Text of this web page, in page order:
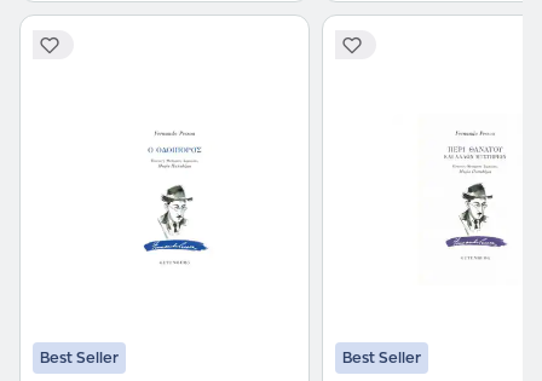
Best Seller Best Seller